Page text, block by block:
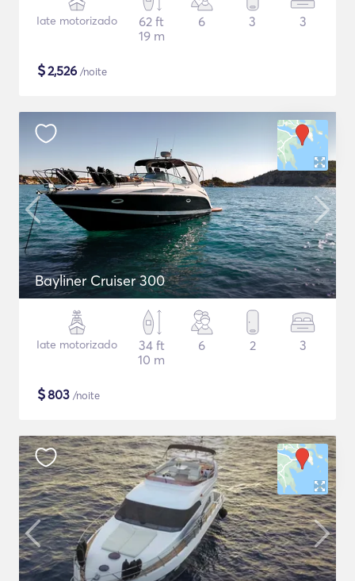
Iate motorizado
62 ft
19 m
6 3 3
$2,526 /noite
Bayliner Cruiser 300
Iate motorizado
34 ft
10 m
6 2 3
$803 /noite